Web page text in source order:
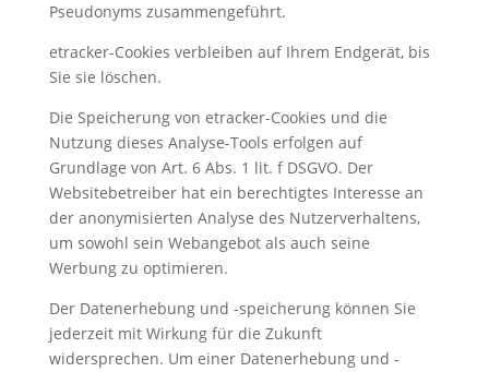
Pseudonyms zusammengeführt.
etracker-Cookies verbleiben auf Ihrem Endgerät, bis
Sie sie löschen.
Die Speicherung von etracker-Cookies und die
Nutzung dieses Analyse-Tools erfolgen auf
Grundlage von Art. 6 Abs. 1 lit. f DSGVO. Der
Websitebetreiber hat ein berechtigtes Interesse an
der anonymisierten Analyse des Nutzerverhaltens,
um sowohl sein Webangebot als auch seine
Werbung zu optimieren.
Der Datenerhebung und -speicherung können Sie
jederzeit mit Wirkung für die Zukunft
widersprechen. Um einer Datenerhebung und -